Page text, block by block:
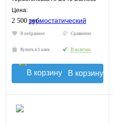
Цена:
2 500 руб.
В избранное Сравнение
Купить в 1 клик В наличии
В корзину